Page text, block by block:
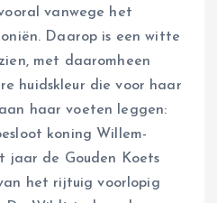
vanwege het
Daarop is een witte
met daaromheen
huidskleur die voor haar
haar voeten leggen:
koning Willem-
jaar de Gouden Koets
het rijtuig voorlopig